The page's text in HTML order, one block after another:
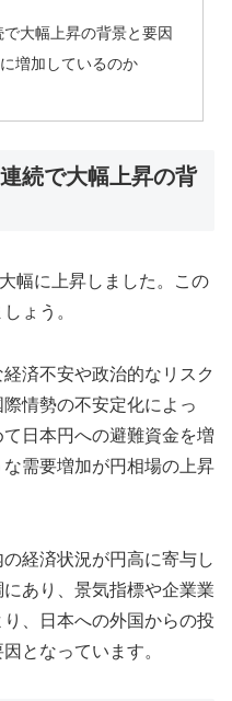
大幅上昇の背景と要因
増加しているのか
続で大幅上昇の背
幅に上昇しました。この
ょう。
済不安や政治的なリスク
情勢の不安定化によっ
日本円への避難資金を増
需要増加が円相場の上昇
経済状況が円高に寄与し
あり、景気指標や企業業
、日本への外国からの投
となっています。